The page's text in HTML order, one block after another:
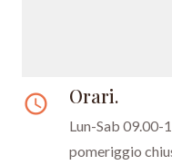
access_time Orari.
Lun-Sab 09.00-
pomeriggio